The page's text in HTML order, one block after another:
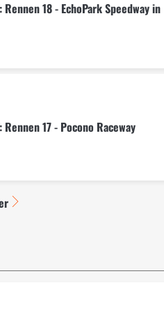
Rennen 18 - EchoPark Speedway in
Rennen 17 - Pocono Raceway